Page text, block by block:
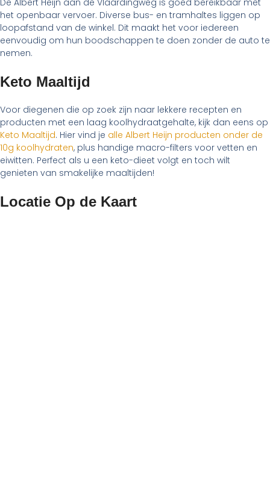
De Albert Heijn aan de Vlaardingweg is goed bereikbaar met
het openbaar vervoer. Diverse bus- en tramhaltes liggen op
loopafstand van de winkel. Dit maakt het voor iedereen
eenvoudig om hun boodschappen te doen zonder de auto te
nemen.
Keto Maaltijd
Voor diegenen die op zoek zijn naar lekkere recepten en
producten met een laag koolhydraatgehalte, kijk dan eens op
Keto Maaltijd. Hier vind je alle Albert Heijn producten onder de
10g koolhydraten, plus handige macro-filters voor vetten en
eiwitten. Perfect als u een keto-dieet volgt en toch wilt
genieten van smakelijke maaltijden!
Locatie Op de Kaart